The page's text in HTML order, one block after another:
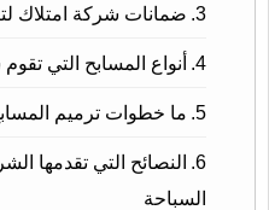
ضمانات شركة امتلاك
أنواع المسابح التي
ما خطوات ترميم
النصائح التي تقدمها
السباحة